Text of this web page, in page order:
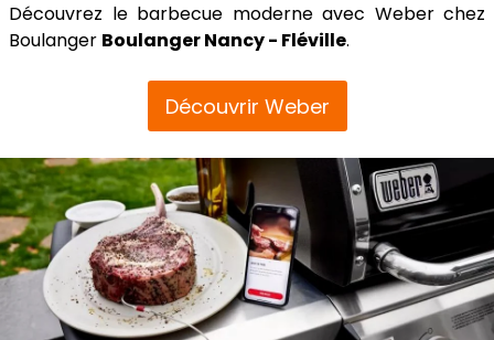
Découvrez le barbecue moderne avec Weber chez
Boulanger Boulanger Nancy - Fléville.
Découvrir Weber